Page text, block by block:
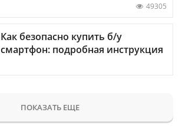
49305
Как безопасно купить б/у
смартфон: подробная инструкция
ПОКАЗАТЬ ЕЩЕ